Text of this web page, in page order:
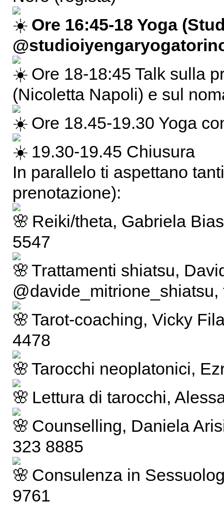
Ore 16:45-18 Yoga
Ore 18-18:45 Talk sulla
(Nicoletta Napoli) e sul
Ore 18.45-19.30 Yoga
19.30-19.45 Chiusura
In parallelo ti aspettano
prenotazione):
Reiki/theta, Gabriela
5547
Trattamenti shiatsu,
Tarot-coaching, Vicky
4478
Tarocchi neoplatonici,
Lettura di tarocchi,
Counselling, Daniela
323 8885
Consulenza in
9761